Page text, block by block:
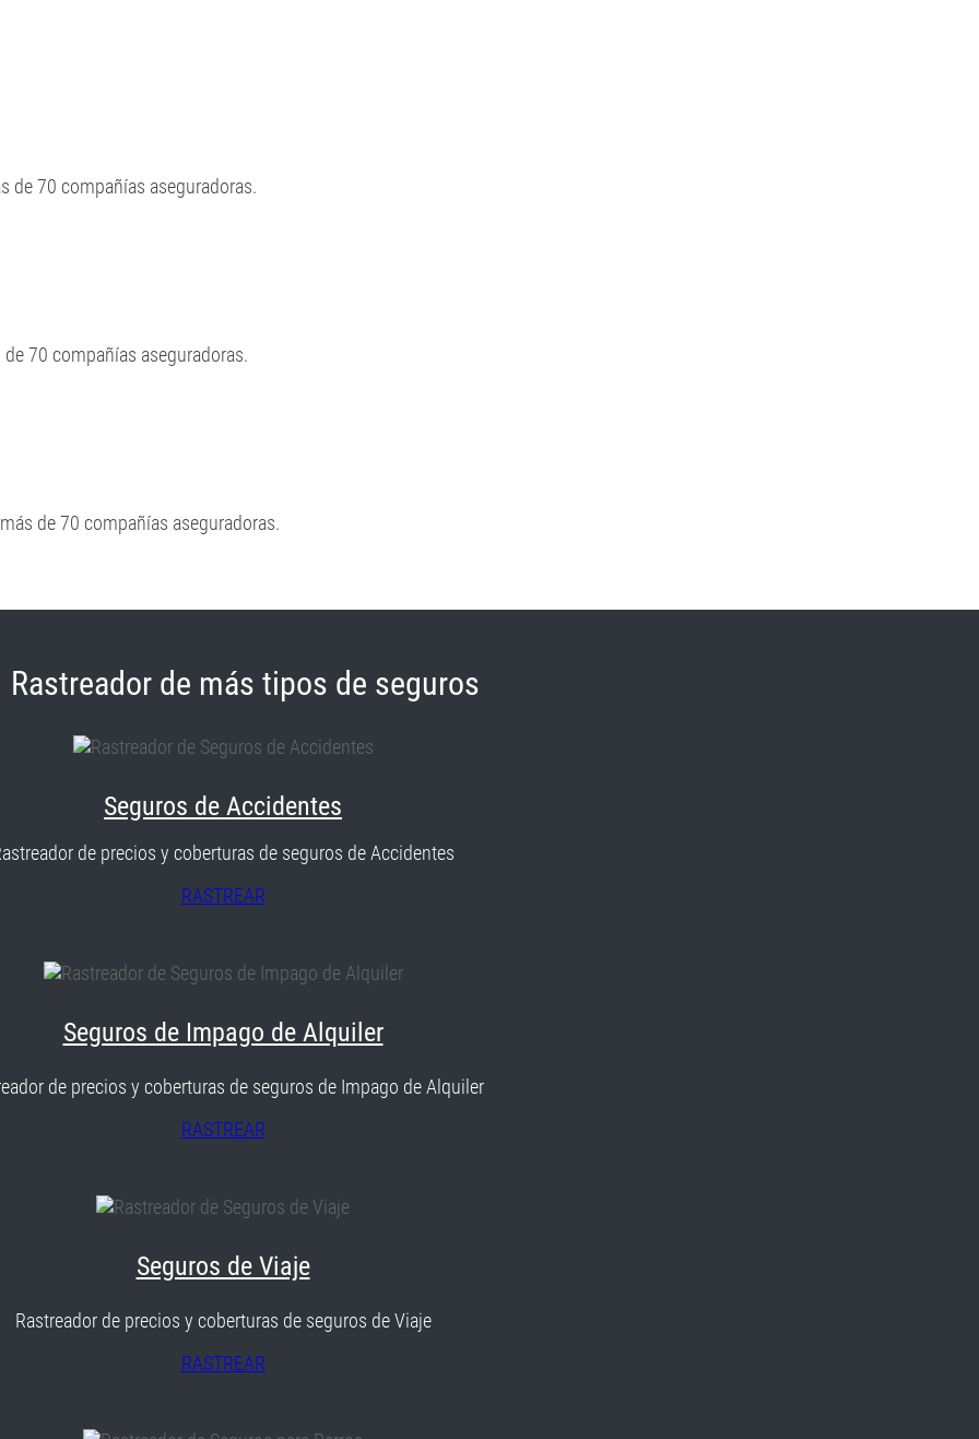
de 70 compañías aseguradoras.
70 compañías aseguradoras.
de 70 compañías aseguradoras.
Rastreador de más tipos de seguros
Seguros de Accidentes
de precios y coberturas de seguros de Accidentes
RASTREAR
Seguros de Impago de Alquiler
de precios y coberturas de seguros de Impago de Alquiler
RASTREAR
Seguros de Viaje
Rastreador de precios y coberturas de seguros de Viaje
RASTREAR